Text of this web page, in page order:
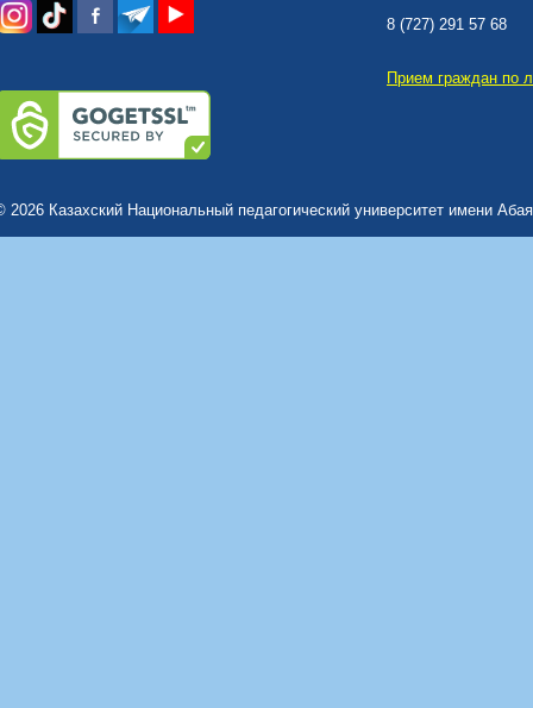
8 (727) 291 57 68
Прием граждан по
2026 Казахский Национальный педагогический университет имени Абая